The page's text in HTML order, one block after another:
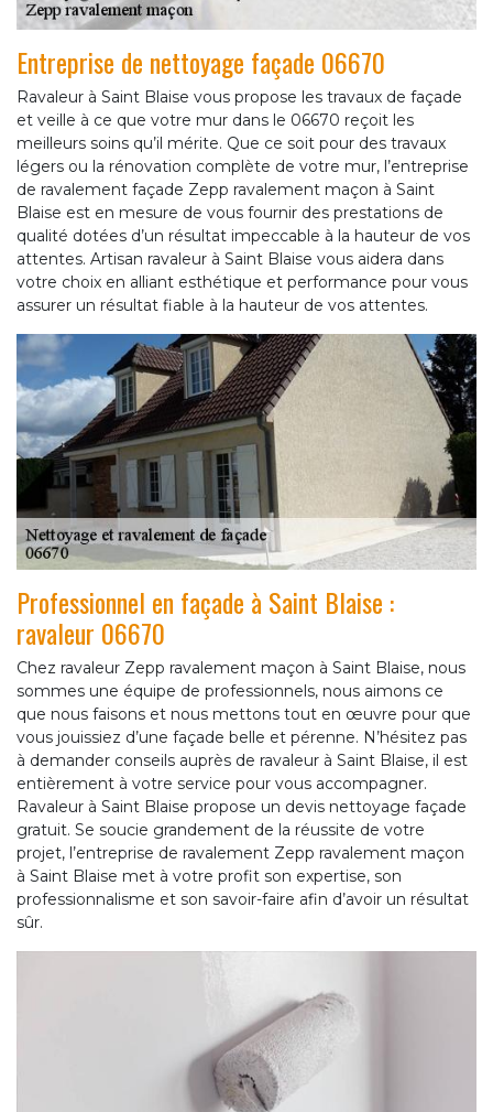
Entreprise de nettoyage façade 06670
Ravaleur à Saint Blaise vous propose les travaux de façade
et veille à ce que votre mur dans le 06670 reçoit les
meilleurs soins qu’il mérite. Que ce soit pour des travaux
légers ou la rénovation complète de votre mur, l’entreprise
de ravalement façade Zepp ravalement maçon à Saint
Blaise est en mesure de vous fournir des prestations de
qualité dotées d’un résultat impeccable à la hauteur de vos
attentes. Artisan ravaleur à Saint Blaise vous aidera dans
votre choix en alliant esthétique et performance pour vous
assurer un résultat fiable à la hauteur de vos attentes.
Professionnel en façade à Saint Blaise :
ravaleur 06670
Chez ravaleur Zepp ravalement maçon à Saint Blaise, nous
sommes une équipe de professionnels, nous aimons ce
que nous faisons et nous mettons tout en œuvre pour que
vous jouissiez d’une façade belle et pérenne. N’hésitez pas
à demander conseils auprès de ravaleur à Saint Blaise, il est
entièrement à votre service pour vous accompagner.
Ravaleur à Saint Blaise propose un devis nettoyage façade
gratuit. Se soucie grandement de la réussite de votre
projet, l’entreprise de ravalement Zepp ravalement maçon
à Saint Blaise met à votre profit son expertise, son
professionnalisme et son savoir-faire afin d’avoir un résultat
sûr.